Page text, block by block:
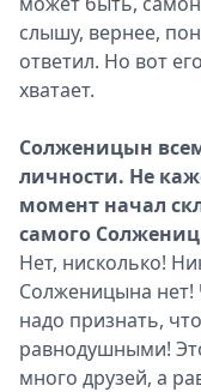
слышу, вернее,
ответил. Но вот
хватает.
Солженицын
личности. Не
момент начал
самого
Нет, нисколько!
Солженицына нет!
надо признать,
равнодушными!
много друзей, а